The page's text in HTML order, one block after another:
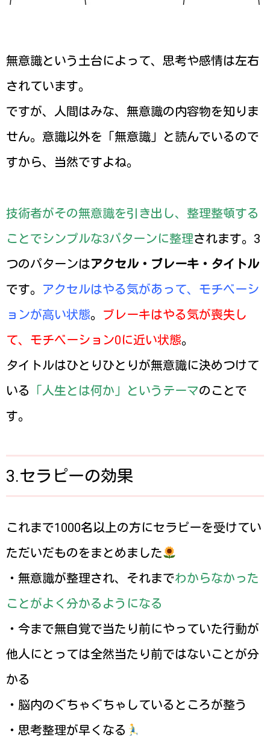
無意識という土台によって、思考や感情は左右
されています。
ですが、人間はみな、無意識の内容物を知りま
せん。意識以外を「無意識」と読んでいるので
すから、当然ですよね。
技術者がその無意識を引き出し、整理整頓する
ことでシンプルな3パターンに整理されます。3
つのパターンはアクセル・ブレーキ・タイトル
です。 アクセルはやる気があって、モチベーシ
ョンが高い状態。 ブレーキはやる気が喪失し
て、モチベーション0に近い状態。
タイトルはひとりひとりが無意識に決めつけて
いる
「人生とは何か」というテーマのことで
す。
3.セラピーの効果
これまで1000名以上の方にセラピーを受けてい
ただいだものをまとめました
・無意識が整理され、それまでわからなかった
ことがよく分かるようになる
・今まで無自覚で当たり前にやっていた行動が
他人にとっては全然当たり前ではないことが分
かる
・脳内のぐちゃぐちゃしているところが整う
・思考整理が早くなる